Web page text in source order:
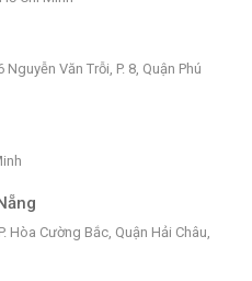
Văn Trỗi, P. 8, Quận Phú
Hòa Cường Bắc, Quận Hải Châu,